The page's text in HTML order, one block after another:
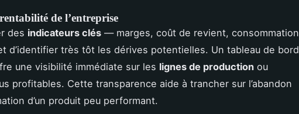
de l’entreprise
des indicateurs clés — marges, coût de revient, consommation
d’identifier très tôt les dérives potentielles. Un tableau de bord
une visibilité immédiate sur les lignes de production ou
profitables. Cette transparence aide à trancher sur l’abandon
d’un produit peu performant.